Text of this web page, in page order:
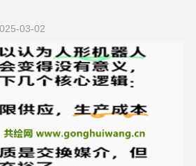
03-02